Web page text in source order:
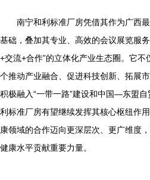
南宁和利标准厂房凭借其作为广西
基础，叠加其专业、高效的会议展览服
+交流+合作”的立体化产业生态圈。它
个推动产业融合、促进科技创新、拓展
积极融入“一带一路”建设和中国—东盟
利标准厂房有望继续发挥其核心枢纽作
康领域的合作迈向更深层次、更广维度
健康水平贡献重要力量。